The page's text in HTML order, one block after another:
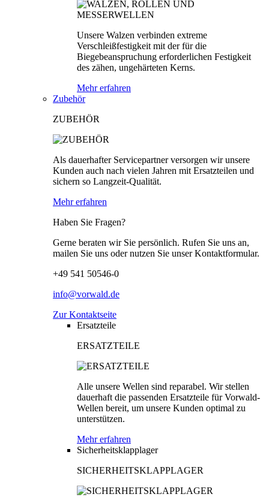
Unsere Walzen verbinden extreme
Verschleißfestigkeit mit der für die
Biegebeanspruchung erforderlichen Festigkeit
des zähen, ungehärteten Kerns.
Mehr erfahren
Zubehör
ZUBEHÖR
Als dauerhafter Servicepartner versorgen wir unsere
Kunden auch nach vielen Jahren mit Ersatzteilen und
sichern so Langzeit-Qualität.
Mehr erfahren
Haben Sie Fragen?
Gerne beraten wir Sie persönlich. Rufen Sie uns an,
mailen Sie uns oder nutzen Sie unser Kontaktformular.
+49 541 50546-0
info@vorwald.de
Zur Kontaktseite
Ersatzteile
ERSATZTEILE
Alle unsere Wellen sind reparabel. Wir stellen
dauerhaft die passenden Ersatzteile für Vorwald-
Wellen bereit, um unsere Kunden optimal zu
unterstützen.
Mehr erfahren
Sicherheitsklapplager
SICHERHEITSKLAPPLAGER